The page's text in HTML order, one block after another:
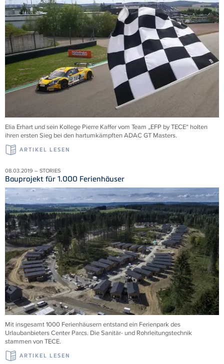
Elia Erhart und sein Kollege Pierre Kaffer vom Team „EFP by TECE“ holten
ihren ersten Sieg bei den hartumkämpften ADAC GT Masters.
ARTIKEL LESEN
08.03.2019 – STORIES
Bauprojekt für 1.000 Ferienhäuser
Mit insgesamt 1000 Ferienhäusern entstand ein Ferienpark des
Urlaubanbieters Center Parcs. Die Sanitär- und Rohrleitungstechnik
stammen von TECE.
ARTIKEL LESEN